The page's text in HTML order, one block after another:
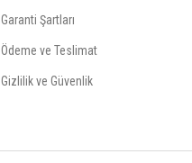
Garanti Şartları
Ödeme ve Teslimat
Gizlilik ve Güvenlik